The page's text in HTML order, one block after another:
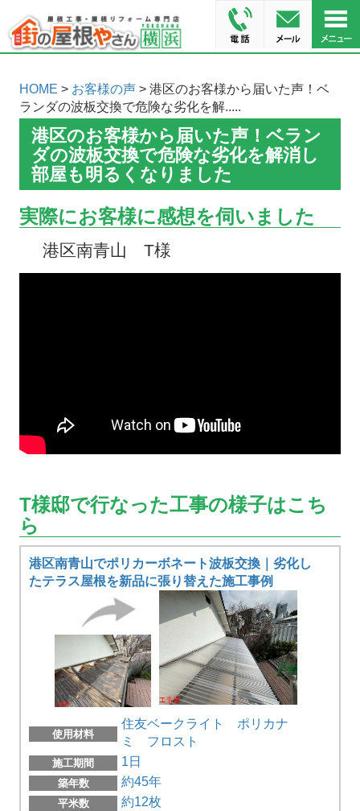
HOME > お客様の声> 港区のお客様から届いた声！ベ
ランダの波板交換で危険な劣化を解.....
港区のお客様から届いた声！ベラン
ダの波板交換で危険な劣化を解消し
部屋も明るくなりました
実際にお客様に感想を伺いました
港区南青山 T様
T様邸で行なった工事の様子はこち
ら
港区南青山でポリカーボネート波板交換｜劣化し
たテラス屋根を新品に張り替えた施工事例
使用材料
住友ベークライト ポリカナ
ミ フロスト
施工期間 1日
築年数 約45年
平米数 約12枚